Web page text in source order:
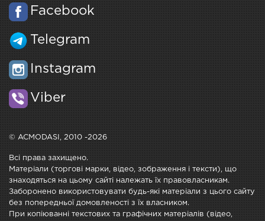
Facebook
Telegram
Instagram
Viber
© ACMODASI, 2010 -2026
Всі права захищено.
Матеріали (торгові марки, відео, зображення і тексти), що
знаходяться на цьому сайті належать їх правовласникам.
Заборонено використовувати будь-які матеріали з цього сайту
без попередньої домовленості з їх власником.
При копіюванні текстових та графічних матеріалів (відео,